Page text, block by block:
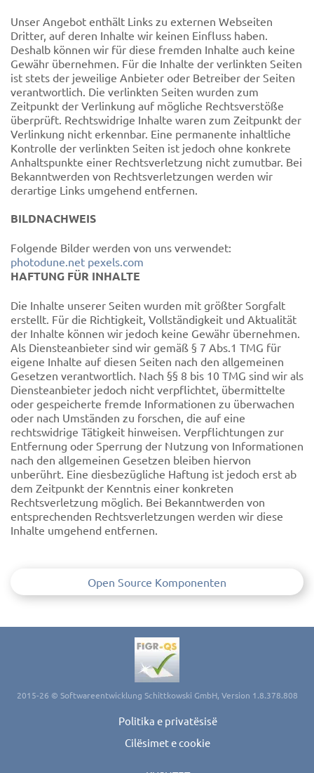
Unser Angebot enthält Links zu externen Webseiten
Dritter, auf deren Inhalte wir keinen Einfluss haben.
Deshalb können wir für diese fremden Inhalte auch keine
Gewähr übernehmen. Für die Inhalte der verlinkten Seiten
ist stets der jeweilige Anbieter oder Betreiber der Seiten
verantwortlich. Die verlinkten Seiten wurden zum
Zeitpunkt der Verlinkung auf mögliche Rechtsverstöße
überprüft. Rechtswidrige Inhalte waren zum Zeitpunkt der
Verlinkung nicht erkennbar. Eine permanente inhaltliche
Kontrolle der verlinkten Seiten ist jedoch ohne konkrete
Anhaltspunkte einer Rechtsverletzung nicht zumutbar. Bei
Bekanntwerden von Rechtsverletzungen werden wir
derartige Links umgehend entfernen.
BILDNACHWEIS
Folgende Bilder werden von uns verwendet:
photodune.net pexels.com
HAFTUNG FÜR INHALTE
Die Inhalte unserer Seiten wurden mit größter Sorgfalt
erstellt. Für die Richtigkeit, Vollständigkeit und Aktualität
der Inhalte können wir jedoch keine Gewähr übernehmen.
Als Diensteanbieter sind wir gemäß § 7 Abs.1 TMG für
eigene Inhalte auf diesen Seiten nach den allgemeinen
Gesetzen verantwortlich. Nach §§ 8 bis 10 TMG sind wir als
Diensteanbieter jedoch nicht verpflichtet, übermittelte
oder gespeicherte fremde Informationen zu überwachen
oder nach Umständen zu forschen, die auf eine
rechtswidrige Tätigkeit hinweisen. Verpflichtungen zur
Entfernung oder Sperrung der Nutzung von Informationen
nach den allgemeinen Gesetzen bleiben hiervon
unberührt. Eine diesbezügliche Haftung ist jedoch erst ab
dem Zeitpunkt der Kenntnis einer konkreten
Rechtsverletzung möglich. Bei Bekanntwerden von
entsprechenden Rechtsverletzungen werden wir diese
Inhalte umgehend entfernen.
Open Source Komponenten
2015-26 © Softwareentwicklung Schittkowski GmbH, Version 1.8.378.808
Politika e privatësisë
Cilësimet e cookie